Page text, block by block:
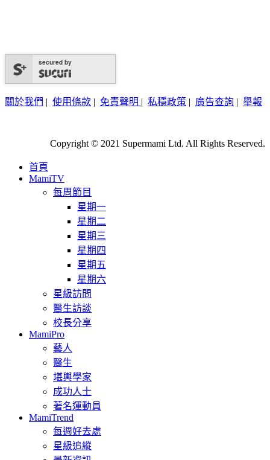
secured by
關於我們 | 使用條款 | 免責聲明 | 私穩政策 | 廣告查詢 | 舉報
Copyright © 2021 Supermami Ltd. All Rights Reserved.
首頁
MamiTV
每周節目
星期一
星期二
星期三
星期四
星期五
星期六
星級訪問
醫生訪談
校長分享
MamiPro
藝人
醫生
堪輿學家
成功人士
著名運動員
MamiTrend
每週好去處
星級追縱